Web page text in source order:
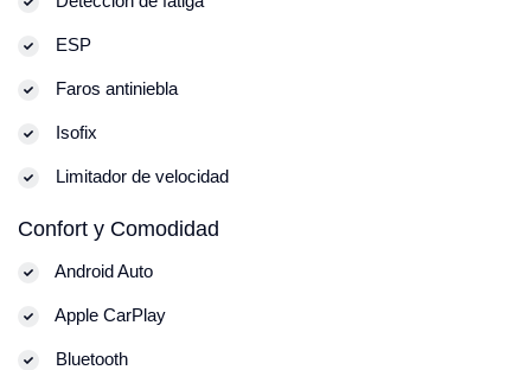
ESP
Faros antiniebla
Isofix
Limitador de velocidad
Confort y Comodidad
Android Auto
Apple CarPlay
Bluetooth